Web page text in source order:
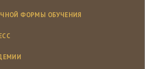
ФОРМЫ ОБУЧЕНИЯ